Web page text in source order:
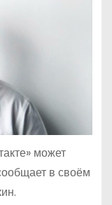
может
в своём